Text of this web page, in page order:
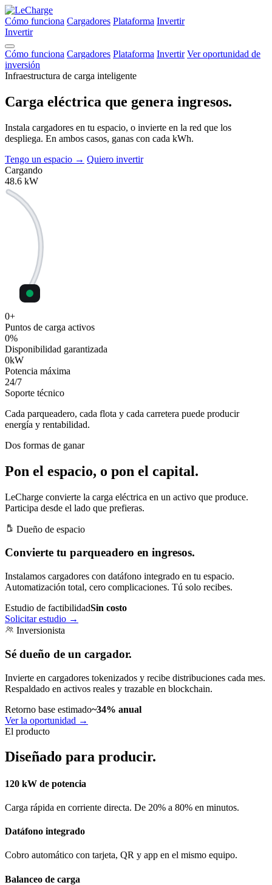
Cómo funciona Cargadores Plataforma Invertir
Invertir
Cómo funciona Cargadores Plataforma Invertir Ver oportunidad de
inversión
Infraestructura de carga inteligente
Carga eléctrica que genera ingresos.
Instala cargadores en tu espacio, o invierte en la red que los
despliega. En ambos casos, ganas con cada kWh.
Tengo un espacio → Quiero invertir
Cargando
48.6 kW
0+
Puntos de carga activos
0%
Disponibilidad garantizada
0kW
Potencia máxima
24/7
Soporte técnico
Cada parqueadero, cada flota y cada carretera puede producir
energía y rentabilidad.
Dos formas de ganar
Pon el espacio, o pon el capital.
LeCharge convierte la carga eléctrica en un activo que produce.
Participa desde el lado que prefieras.
Dueño de espacio
Convierte tu parqueadero en ingresos.
Instalamos cargadores con datáfono integrado en tu espacio.
Automatización total, cero complicaciones. Tú solo recibes.
Estudio de factibilidadSin costo
Solicitar estudio →
Inversionista
Sé dueño de un cargador.
Invierte en cargadores tokenizados y recibe distribuciones cada mes.
Respaldado en activos reales y trazable en blockchain.
Retorno base estimado~34% anual
Ver la oportunidad →
El producto
Diseñado para producir.
120 kW de potencia
Carga rápida en corriente directa. De 20% a 80% en minutos.
Datáfono integrado
Cobro automático con tarjeta, QR y app en el mismo equipo.
Balanceo de carga